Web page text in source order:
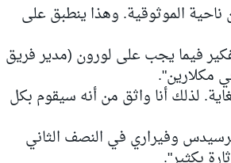
الموثوقية. وهذا ينطبق على
فيما يجب على لورون (مدير فريق
مكلارين".
لذلك أنا واثق من أنه سيقوم بكل
وفيراري في النصف الثاني